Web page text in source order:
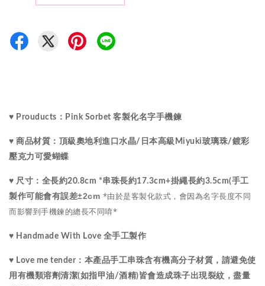
♥ Prouducts：Pink Sorbet 客製化名字手機鍊
♥ 商品材質： 頂級奧地利進口 水晶/ 日本高級Miyuki玻璃珠/鍍彩
壓克力可愛蝴蝶
♥ 尺寸： 全長約20.8cm *串珠長約17.3cm+掛繩長約3.5cm(手工
製作可能會有誤差±2cm *由於是客製化款式，會因為名字長度不同
而影響到手機鍊的總長不同唷*
♥ Handmade With Love 全手工製作
♥ Love me tender： 本產品手工串珠含有機高分子材質，請避免使
用有機類溶劑清潔(如指甲油/酒精)皆會造成珠子出現裂紋，盡量